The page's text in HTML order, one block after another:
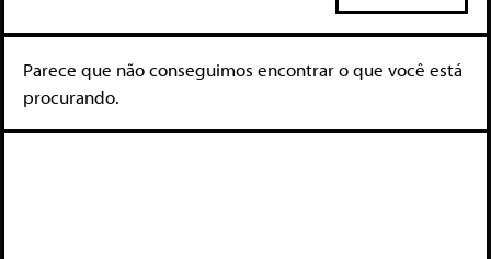
Parece que não conseguimos encontrar o que você está
procurando.